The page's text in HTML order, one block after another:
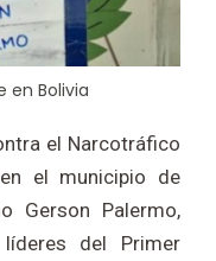
en Bolivia
el Narcotráfico
el municipio de
Gerson Palermo,
del Primer